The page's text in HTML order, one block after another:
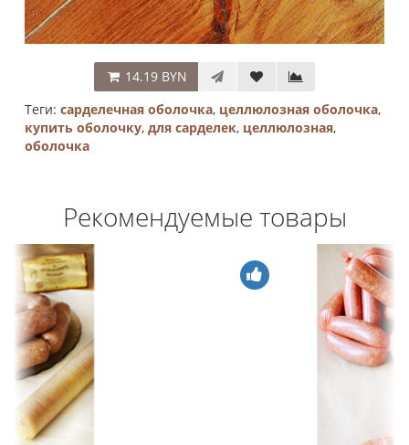
14.19 BYN
Теги: сарделечная оболочка, целлюлозная оболочка,
купить оболочку, для сарделек, целлюлозная,
оболочка
Рекомендуемые товары